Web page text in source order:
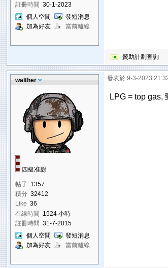
註冊時間 30-1-2023
個人空間
發短消息
加為好友
當前離線
贊助計劃查詢
walther
四級准尉
帖子 1357
積分 32412
Like 36
在線時間 1524 小時
註冊時間 31-7-2015
個人空間
發短消息
加為好友
當前離線
發表於 9-3-2023
LPG = top gas,